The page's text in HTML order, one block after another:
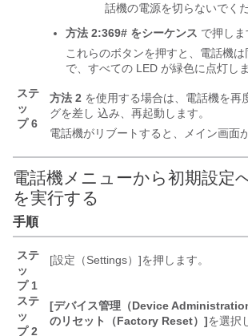
話機の電源を切らないでくだ
方法 2:369# をシーケンス で押しま
これらのボタンを押すと、電話機は
で、すべての LED が緑色に点灯しま
ステ
ッ
プ 6
方法 2 を使用する場合は、電話機を再
グを差し 込み、再起動します。
電話機がリブートすると、メイン画面
電話機メニューから初期設定
を実行する
手順
ステ
ッ
プ 1
[設定（Settings）]を押します。
ステ
ッ
プ 2
[デバイス管理（Device
のリセット（Factory Reset）]を選択